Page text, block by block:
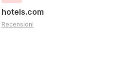
hotels.com
Recensioni